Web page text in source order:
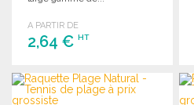
A PARTIR DE
2,64 € HT
COMMANDER
Demander un devis